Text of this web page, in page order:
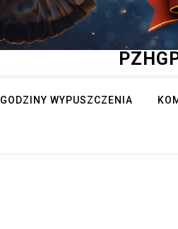
GODZINY WYPUSZCZENIA